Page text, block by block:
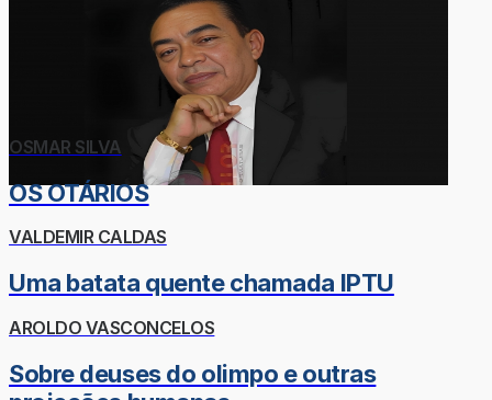
OSMAR SILVA
OS OTÁRIOS
VALDEMIR CALDAS
Uma batata quente chamada IPTU
AROLDO VASCONCELOS
Sobre deuses do olimpo e outras